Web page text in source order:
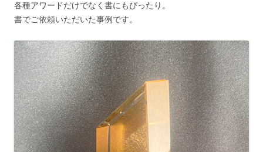
各種アワードだけでなく書にもぴったり。
書でご依頼いただいた事例です。